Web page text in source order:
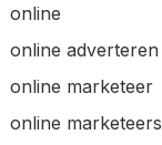
online
online adverteren
online marketeer
online marketeers